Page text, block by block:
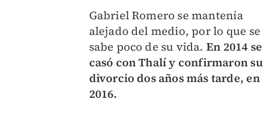
Gabriel Romero se mantenía
alejado del medio, por lo que se
sabe poco de su vida. En 2014 se
casó con Thalí y confirmaron su
divorcio dos años más tarde, en
2016.